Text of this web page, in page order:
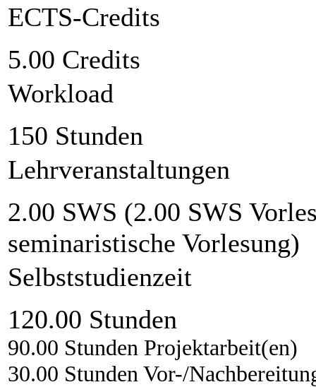
ECTS-Credits
5.00 Credits
Workload
150 Stunden
Lehrveranstaltungen
2.00 SWS (2.00 SWS
seminaristische Vorlesung)
Selbststudienzeit
120.00 Stunden
90.00 Stunden Projektarbeit(en)
30.00 Stunden Vor-/